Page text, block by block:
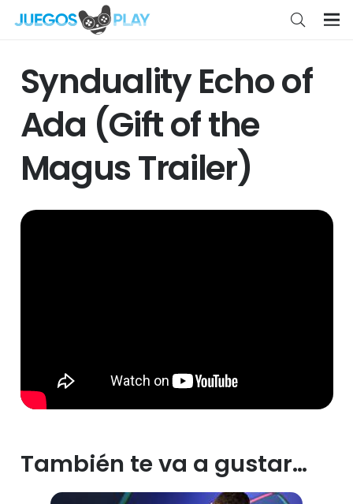
Synduality Echo of
Ada (Gift of the
Magus Trailer)
También te va a gustar…